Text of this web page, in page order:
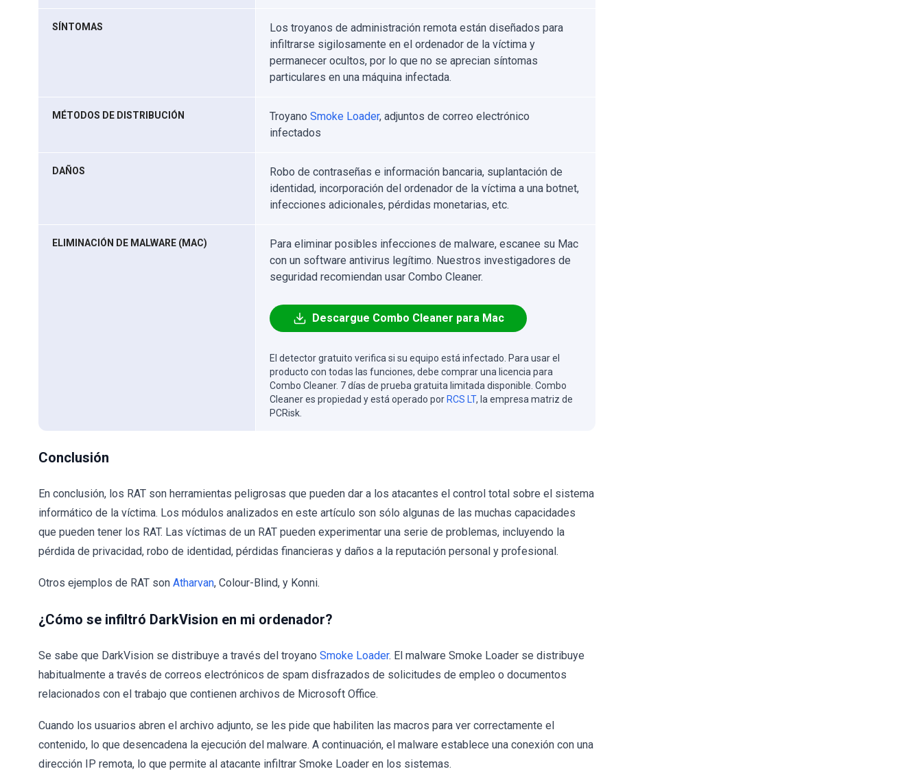
SÍNTOMAS
Los troyanos de administración remota están diseñados para
infiltrarse sigilosamente en el ordenador de la víctima y
permanecer ocultos, por lo que no se aprecian síntomas
particulares en una máquina infectada.
MÉTODOS DE DISTRIBUCIÓN Troyano Smoke Loader, adjuntos de correo electrónico
infectados
DAÑOS
Robo de contraseñas e información bancaria, suplantación de
identidad, incorporación del ordenador de la víctima a una botnet,
infecciones adicionales, pérdidas monetarias, etc.
ELIMINACIÓN DE MALWARE (MAC)
Para eliminar posibles infecciones de malware, escanee su Mac
con un software antivirus legítimo. Nuestros investigadores de
seguridad recomiendan usar Combo Cleaner.
Descargue Combo Cleaner para Mac
El detector gratuito verifica si su equipo está infectado. Para usar el
producto con todas las funciones, debe comprar una licencia para
Combo Cleaner. 7 días de prueba gratuita limitada disponible. Combo
Cleaner es propiedad y está operado por RCS LT, la empresa matriz de
PCRisk.
Conclusión
En conclusión, los RAT son herramientas peligrosas que pueden dar a los atacantes el control total sobre el sistema
informático de la víctima. Los módulos analizados en este artículo son sólo algunas de las muchas capacidades
que pueden tener los RAT. Las víctimas de un RAT pueden experimentar una serie de problemas, incluyendo la
pérdida de privacidad, robo de identidad, pérdidas financieras y daños a la reputación personal y profesional.
Otros ejemplos de RAT son Atharvan, Colour-Blind, y Konni.
¿Cómo se infiltró DarkVision en mi ordenador?
Se sabe que DarkVision se distribuye a través del troyano Smoke Loader. El malware Smoke Loader se distribuye
habitualmente a través de correos electrónicos de spam disfrazados de solicitudes de empleo o documentos
relacionados con el trabajo que contienen archivos de Microsoft Office.
Cuando los usuarios abren el archivo adjunto, se les pide que habiliten las macros para ver correctamente el
contenido, lo que desencadena la ejecución del malware. A continuación, el malware establece una conexión con una
dirección IP remota, lo que permite al atacante infiltrar Smoke Loader en los sistemas.